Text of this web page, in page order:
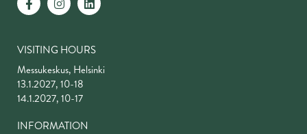
VISITING HOURS
Messukeskus, Helsinki
13.1.2027, 10-18
14.1.2027, 10-17
INFORMATION